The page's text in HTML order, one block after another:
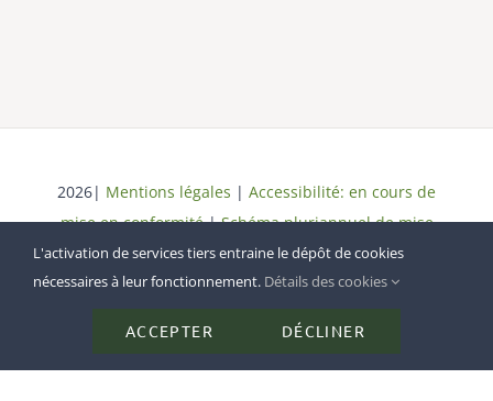
2026| Mentions légales | Accessibilité: en cours de
mise en conformité|Schéma pluriannuel de mise
en conformité| Tous droits réservés
L'activation de services tiers entraine le dépôt de cookies
nécessaires à leur fonctionnement. Détails des cookies
ACCEPTER DÉCLINER